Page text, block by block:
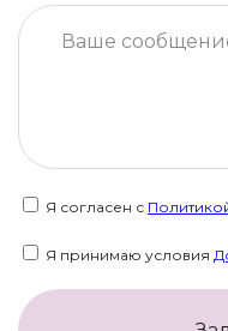
Я согласен с
Я принимаю условия